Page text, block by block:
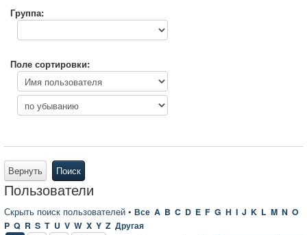
Группа:
Поле сортировки:
Вернуть Поиск
Пользователи
Скрыть поиск пользователей • Все A B C D E F G H I J K L M N O
P Q R S T U V W X Y Z Другая